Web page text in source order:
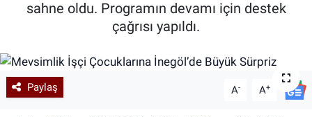
sahne oldu. Programın devamı için destek
çağrısı yapıldı.
Paylaş A- A+
Kültür & Sanat